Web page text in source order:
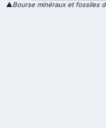
▲Bourse minéraux et fossiles